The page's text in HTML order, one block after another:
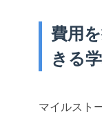
費用
きる
マイルスト